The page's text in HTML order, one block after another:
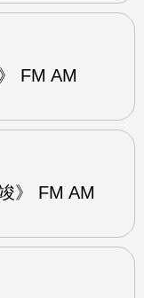
FM AM
》 FM AM